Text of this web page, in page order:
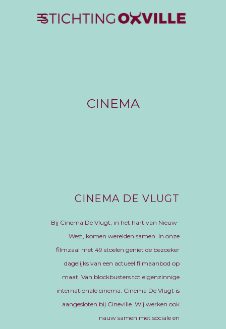
CINEMA
CINEMA DE VLUGT
Bij Cinema De Vlugt, in het hart van Nieuw-
West, komen werelden samen. In onze
filmzaal met 49 stoelen geniet de bezoeker
dagelijks van een actueel filmaanbod op
maat. Van blockbusters tot eigenzinnige
internationale cinema. Cinema De Vlugt is
aangesloten bij Cineville. Wij werken ook
nauw samen met sociale en